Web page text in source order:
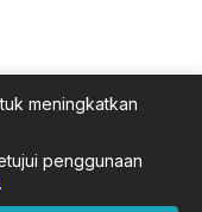
meningkatkan
penggunaan
.